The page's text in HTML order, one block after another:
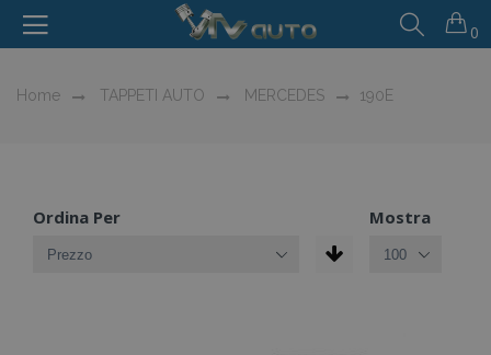
0
Home TAPPETI AUTO MERCEDES 190E
Ordina Per Mostra